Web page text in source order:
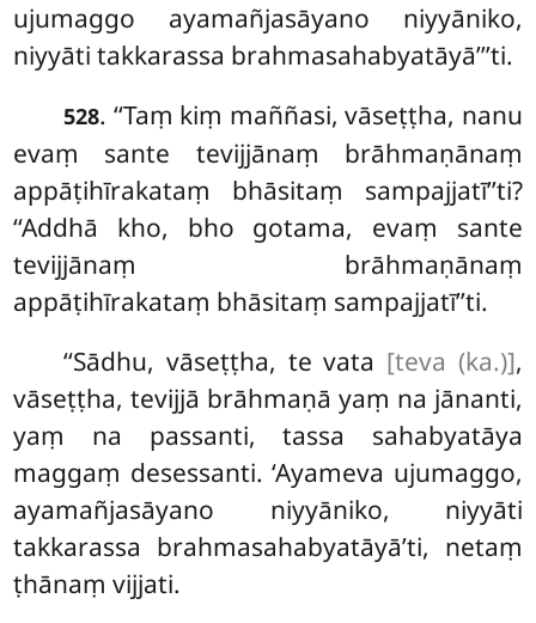
ujumaggo ayamañjasāyano niyyāniko,
niyyāti takkarassa brahmasahabyatāyā’’’ti.
528. ‘‘Taṃ kiṃ maññasi, vāseṭṭha, nanu
evaṃ sante tevijjānaṃ brāhmaṇānaṃ
appāṭihīrakataṃ bhāsitaṃ sampajjatī’’ti?
‘‘Addhā kho, bho gotama, evaṃ sante
tevijjānaṃ brāhmaṇānaṃ
appāṭihīrakataṃ bhāsitaṃ sampajjatī’’ti.
‘‘Sādhu, vāseṭṭha, te vata [teva (ka.)],
vāseṭṭha, tevijjā brāhmaṇā yaṃ na jānanti,
yaṃ na passanti, tassa sahabyatāya
maggaṃ desessanti. ‘Ayameva ujumaggo,
ayamañjasāyano niyyāniko, niyyāti
takkarassa brahmasahabyatāyā’ti, netaṃ
ṭhānaṃ vijjati.